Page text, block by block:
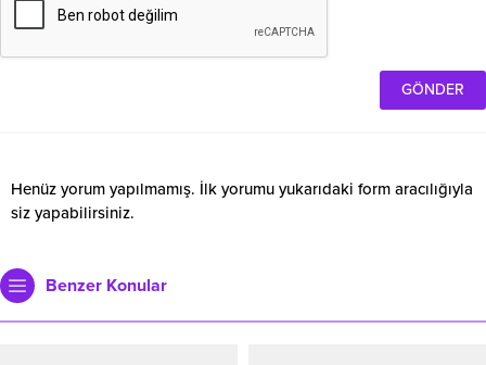
Henüz yorum yapılmamış. İlk yorumu yukarıdaki form aracılığıyla
siz yapabilirsiniz.
Benzer Konular